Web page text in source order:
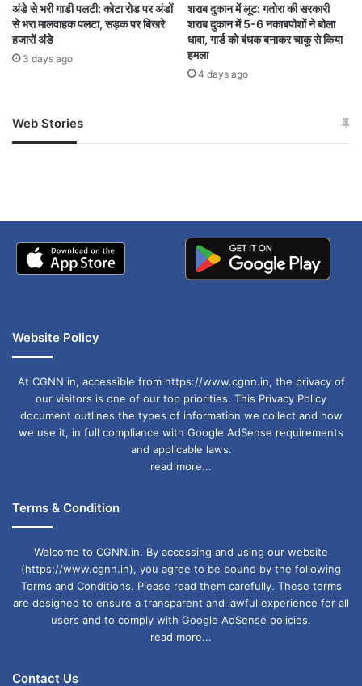
अंडे से भरी गाडी पलटी: कोटा रोड पर अंडों
से भरा मालवाहक पलटा, सड़क पर बिखरे
हजारों अंडे
3 days ago
शराब दुकान में लूट: गतोरा की सरकारी
शराब दुकान में 5-6 नकाबपोशों ने बोला
धावा, गार्ड को बंधक बनाकर चाकू से किया
हमला
4 days ago
Web Stories
जम्मू-कश्मीर में बारिश से
अपडेट
खाई में धक्का… आरोपियों ने
Website Policy
At CGNN.in, accessible from https://www.cgnn.in, the privacy of
our visitors is one of our top priorities. This Privacy Policy
document outlines the types of information we collect and how
we use it, in full compliance with Google AdSense requirements
and applicable laws.
read more...
Terms & Condition
Welcome to CGNN.in. By accessing and using our website
(https://www.cgnn.in), you agree to be bound by the following
Terms and Conditions. Please read them carefully. These terms
are designed to ensure a transparent and lawful experience for all
users and to comply with Google AdSense policies.
read more...
Contact Us